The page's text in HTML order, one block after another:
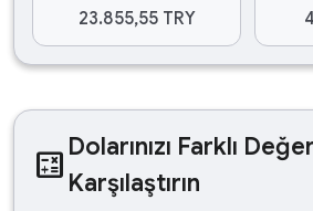
23.855,55 TRY
calculate Dolarınızı Farklı
Karşılaştırın